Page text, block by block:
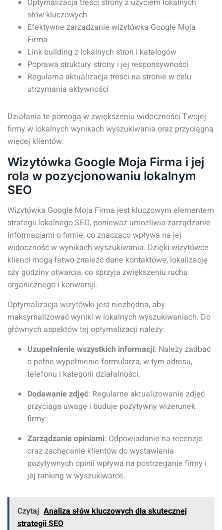
Optymalizacja treści strony z użyciem lokalnych
słów kluczowych
Efektywne zarządzanie wizytówką Google Moja
Firma
Link building z lokalnych stron i katalogów
Poprawa struktury strony i jej responsywności
Regularna aktualizacja treści na stronie w celu
utrzymania aktywności
Działania te pomogą w zwiększeniu widoczności Twojej
firmy w lokalnych wynikach wyszukiwania oraz przyciągną
więcej klientów.
Wizytówka Google Moja Firma i jej
rola w pozycjonowaniu lokalnym
SEO
Wizytówka Google Moja Firma jest kluczowym elementem
strategii lokalnego SEO, ponieważ umożliwia zarządzanie
informacjami o firmie, co znacząco wpływa na jej
widoczność w wynikach wyszukiwania. Dzięki wizytówce
klienci mogą łatwo znaleźć dane kontaktowe, lokalizację
czy godziny otwarcia, co sprzyja zwiększeniu ruchu
organicznego i konwersji.
Optymalizacja wizytówki jest niezbędna, aby
maksymalizować wyniki w lokalnych wyszukiwaniach. Do
głównych aspektów tej optymalizacji należy:
Uzupełnienie wszystkich informacji: Należy zadbać
o pełne wypełnienie formularza, w tym adresu,
telefonu i kategorii działalności.
Dodawanie zdjęć: Regularne aktualizowanie zdjęć
przyciąga uwagę i buduje pozytywny wizerunek
firmy.
Zarządzanie opiniami: Odpowiadanie na recenzje
oraz zachęcanie klientów do wystawiania
pozytywnych opinii wpływa na postrzeganie firmy i
jej ranking w wyszukiwarce.
Czytaj Analiza słów kluczowych dla skutecznej
strategii SEO